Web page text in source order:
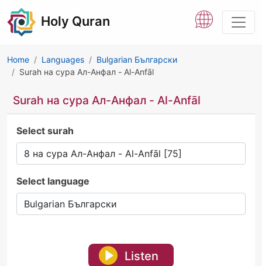
Holy Quran
Home Languages
Bulgarian Български
Surah на сура Ал-Aнфал - Al-Anfāl
Surah на сура Ал-Aнфал - Al-Anfāl
Select surah
Select language
Listen